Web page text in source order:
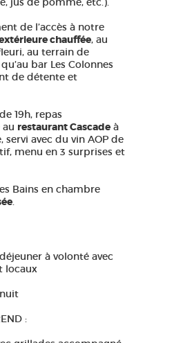
de l’accès à notre
chauffée, au
au terrain de
bar Les Colonnes
de détente et
19h, repas
restaurant Cascade à
servi avec du vin AOP de
menu en 3 surprises et
Bains en chambre
.
à volonté avec
locaux
: